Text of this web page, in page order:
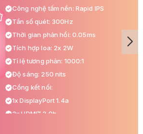
Công nghệ tấm nền: Rapid IPS
Tần số quét: 300Hz
Thời gian phản hồi: 0.05ms
Tích hợp loa: 2x 2W
Tỉ lệ tương phản: 1000:1
Độ sáng: 250 nits
Cổng kết nối:
1x DisplayPort 1.4a
2x HDMI™ 2.0b